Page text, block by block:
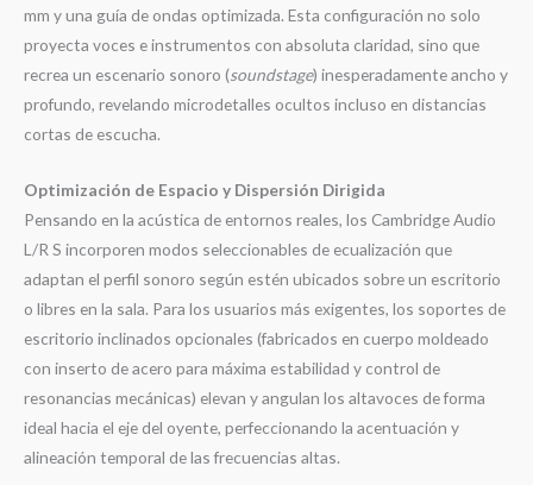
mm y una guía de ondas optimizada. Esta configuración no solo
proyecta voces e instrumentos con absoluta claridad, sino que
recrea un escenario sonoro (soundstage) inesperadamente ancho y
profundo, revelando microdetalles ocultos incluso en distancias
cortas de escucha.
Optimización de Espacio y Dispersión Dirigida
Pensando en la acústica de entornos reales, los Cambridge Audio
L/R S incorporen modos seleccionables de ecualización que
adaptan el perfil sonoro según estén ubicados sobre un escritorio
o libres en la sala. Para los usuarios más exigentes, los soportes de
escritorio inclinados opcionales (fabricados en cuerpo moldeado
con inserto de acero para máxima estabilidad y control de
resonancias mecánicas) elevan y angulan los altavoces de forma
ideal hacia el eje del oyente, perfeccionando la acentuación y
alineación temporal de las frecuencias altas.